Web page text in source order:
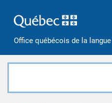
Office québécois de la